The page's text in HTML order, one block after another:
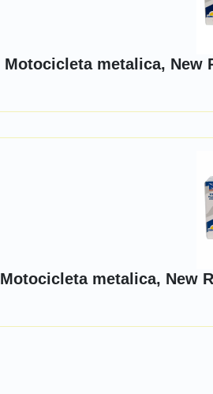
Motocicleta metalica, New
Motocicleta metalica, New